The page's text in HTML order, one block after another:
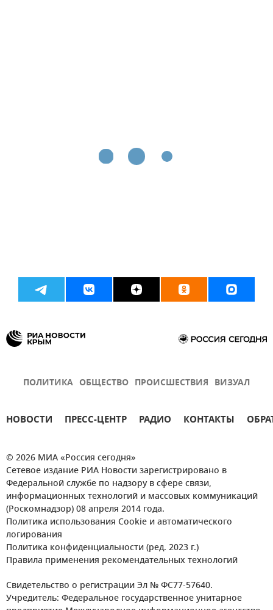
ПОЛИТИКА ОБЩЕСТВО ПРОИСШЕСТВИЯ ВИЗУАЛ
НОВОСТИ ПРЕСС-ЦЕНТР РАДИО КОНТАКТЫ
© 2026 МИА «Россия сегодня»
Сетевое издание РИА Новости зарегистрировано в
Федеральной службе по надзору в сфере связи,
информационных технологий и массовых коммуникаций
(Роскомнадзор) 08 апреля 2014 года.
Политика использования Cookie и автоматического
логирования
Политика конфиденциальности (ред. 2023 г.)
Правила применения рекомендательных технологий
Свидетельство о регистрации Эл № ФС77-57640.
Учредитель: Федеральное государственное унитарное